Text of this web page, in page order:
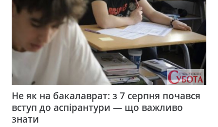
Не як на бакалаврат: з 7 серпня почався
вступ до аспірантури — що важливо
знати